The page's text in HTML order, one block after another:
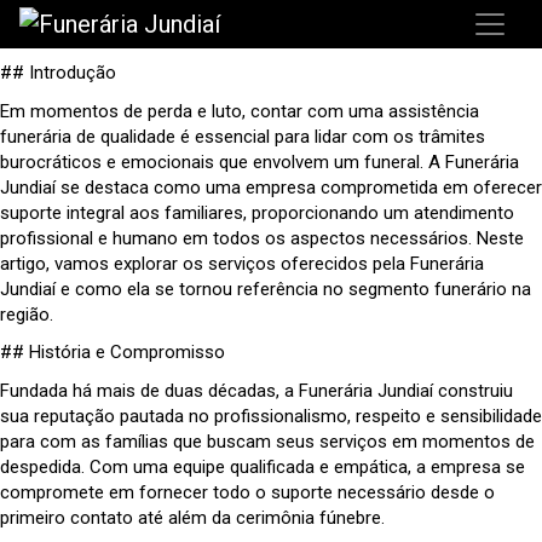
## Introdução
Em momentos de perda e luto, contar com uma assistência
funerária de qualidade é essencial para lidar com os trâmites
burocráticos e emocionais que envolvem um funeral. A Funerária
Jundiaí se destaca como uma empresa comprometida em oferecer
suporte integral aos familiares, proporcionando um atendimento
profissional e humano em todos os aspectos necessários. Neste
artigo, vamos explorar os serviços oferecidos pela Funerária
Jundiaí e como ela se tornou referência no segmento funerário na
região.
## História e Compromisso
Fundada há mais de duas décadas, a Funerária Jundiaí construiu
sua reputação pautada no profissionalismo, respeito e sensibilidade
para com as famílias que buscam seus serviços em momentos de
despedida. Com uma equipe qualificada e empática, a empresa se
compromete em fornecer todo o suporte necessário desde o
primeiro contato até além da cerimônia fúnebre.